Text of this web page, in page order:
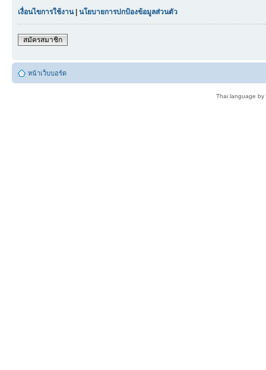
เงื่อนไขการใช้งาน| นโยบายการปกป้องข้อมูลส่วนตัว
สมัครสมาชิก
หน้าเว็บบอร์ด
Thai language by